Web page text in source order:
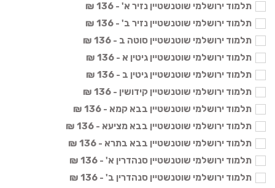
תלמוד ירושלמי שוטנשטיין נזיר א' - 136 ₪
תלמוד ירושלמי שוטנשטיין נזיר ב' - 136 ₪
תלמוד ירושלמי שוטנשטיין סוטה ב - 136 ₪
תלמוד ירושלמי שוטנשטיין גיטין א - 136 ₪
תלמוד ירושלמי שוטנשטיין גיטין ב - 136 ₪
תלמוד ירושלמי שוטנשטיין קידושין - 136 ₪
תלמוד ירושלמי שוטנשטיין בבא קמא - 136 ₪
תלמוד ירושלמי שוטנשטיין בבא מציעא - 136 ₪
תלמוד ירושלמי שוטנשטיין בבא בתרא - 136 ₪
תלמוד ירושלמי שוטנשטיין סנהדרין א' - 136 ₪
תלמוד ירושלמי שוטנשטיין סנהדרין ב' - 136 ₪